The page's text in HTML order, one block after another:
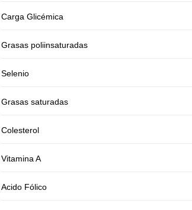
Carga Glicémica
Grasas poliinsaturadas
Selenio
Grasas saturadas
Colesterol
Vitamina A
Acido Fólico